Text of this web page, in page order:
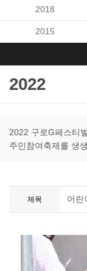
2018
2015
2022
2022 구로G페스티
주민참여축제를 생
제목 어린